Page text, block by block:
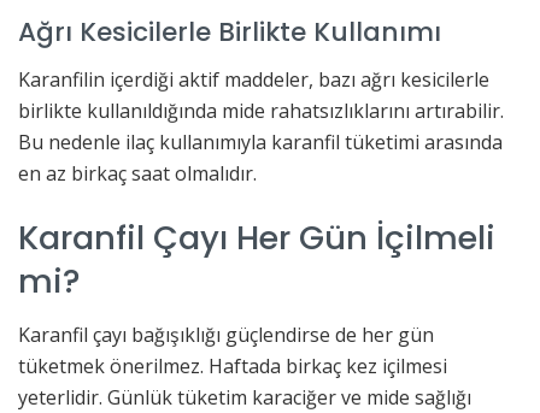
Ağrı Kesicilerle Birlikte Kullanımı
Karanfilin içerdiği aktif maddeler, bazı ağrı kesicilerle
birlikte kullanıldığında mide rahatsızlıklarını artırabilir.
Bu nedenle ilaç kullanımıyla karanfil tüketimi arasında
en az birkaç saat olmalıdır.
Karanfil Çayı Her Gün İçilmeli
mi?
Karanfil çayı bağışıklığı güçlendirse de her gün
tüketmek önerilmez. Haftada birkaç kez içilmesi
yeterlidir. Günlük tüketim karaciğer ve mide sağlığı